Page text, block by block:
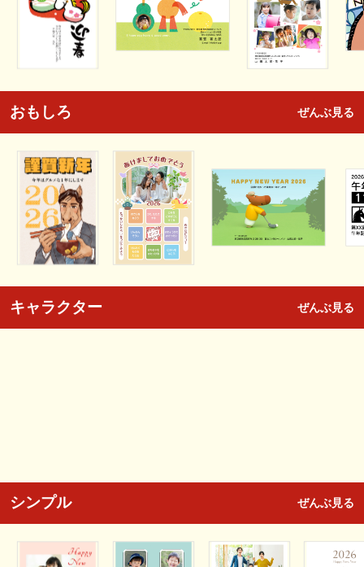
おもしろ ぜんぶ見る
キャラクター ぜんぶ見る
シンプル ぜんぶ見る